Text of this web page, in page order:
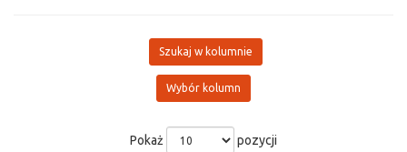
Szukaj w kolumnie
Wybór kolumn
Pokaż pozycji